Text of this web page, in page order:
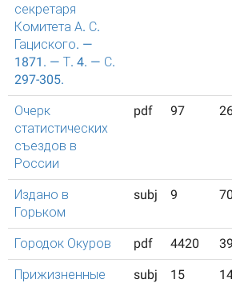
секретаря
Комитета А. С.
Гациского. —
1871. — Т. 4. — С.
297-305.
Очерк
статистических
съездов в
России
pdf 97
Издано в
Горьком
subj 9
Городок Окуров pdf 4420 39
Прижизненные
subj 15